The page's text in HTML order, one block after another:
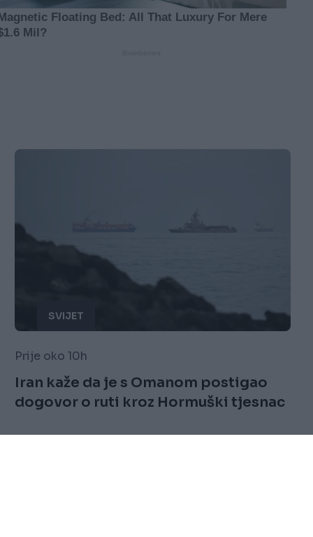
SVIJET
Prije oko 10h
Iran kaže da je s Omanom postigao
dogovor o ruti kroz Hormuški tjesnac